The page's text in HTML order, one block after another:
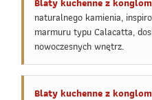
naturalnego kamienia,
marmuru typu Calacatta,
nowoczesnych wnętrz.
Blaty kuchenne z